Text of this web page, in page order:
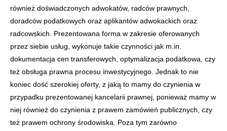
również doświadczonych adwokatów, radców prawnych,
doradców podatkowych oraz aplikantów adwokackich oraz
radcowskich. Prezentowana forma w zakresie oferowanych
przez siebie usług, wykonuje takie czynności jak m.in.
dokumentacja cen transferowych, optymalizacja podatkowa, czy
też obsługa prawna procesu inwestycyjnego. Jednak to nie
koniec dość szerokiej oferty, z jaką to mamy do czynienia w
przypadku prezentowanej kancelarii prawnej, ponieważ mamy w
niej również do czynienia z prawem zamówień publicznych, czy
też prawem ochrony środowiska. Poza tym zarówno